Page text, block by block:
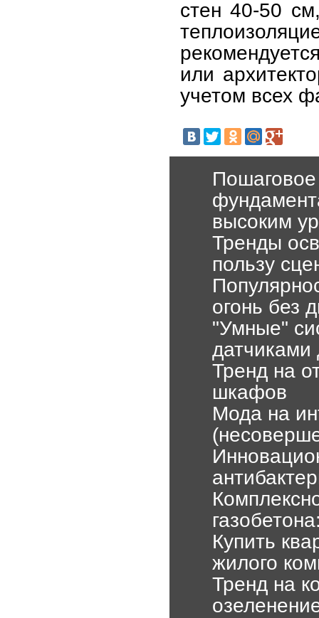
стен 40-50
или
учетом всех
высоким
Тренды
пользу
огонь без
"Умные"
датчиками
Тренд на
шкафов
Мода на
Купить
жилого
Тренд на